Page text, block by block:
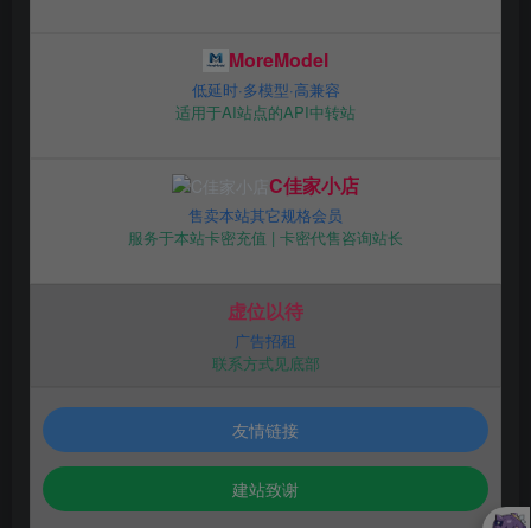
MoreModel
低延时·多模型·高兼容
适用于AI站点的API中转站
C佳家小店
售卖本站其它规格会员
服务于本站卡密充值 | 卡密代售咨询站长
虚位以待
广告招租
联系方式见底部
友情链接
建站致谢